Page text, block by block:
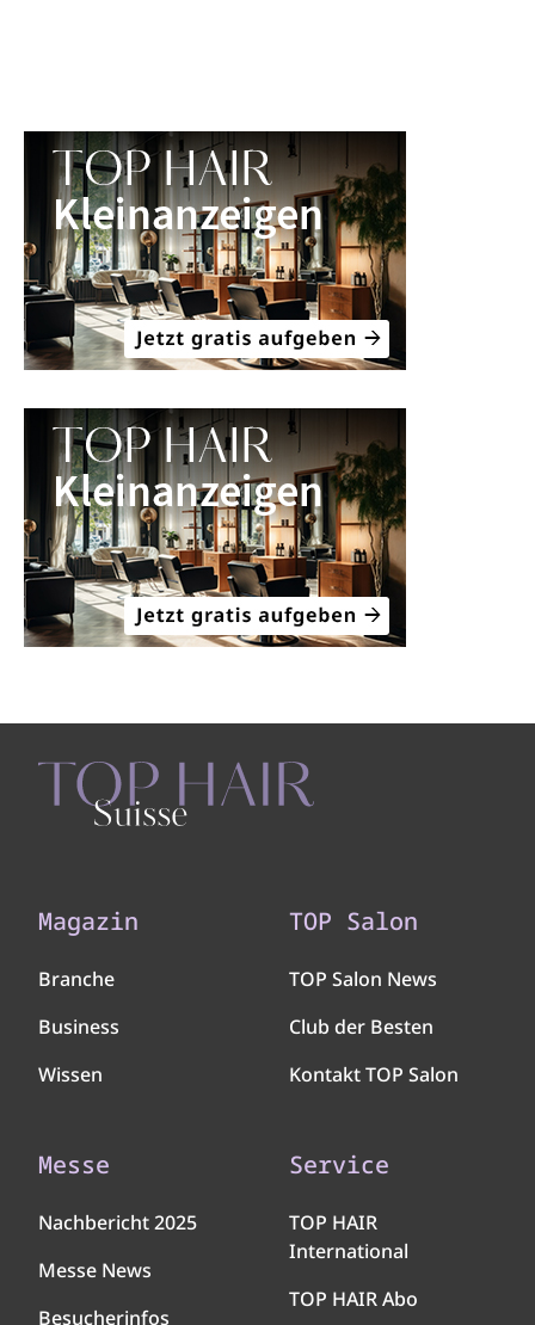
Magazin
Branche
Business
Wissen
TOP Salon
TOP Salon News
Club der Besten
Kontakt TOP Salon
Messe
Nachbericht 2025
Messe News
Besucherinfos
Service
TOP HAIR
International
TOP HAIR Abo